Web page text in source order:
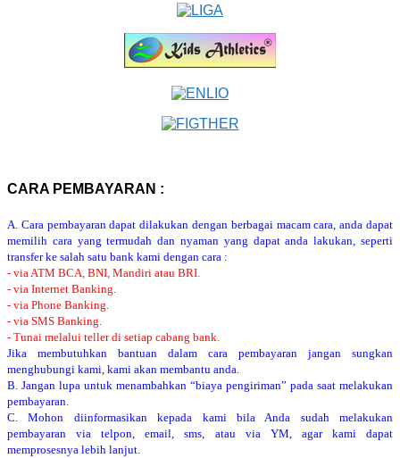
CARA PEMBAYARAN :
A. Cara pembayaran dapat dilakukan dengan berbagai macam cara, anda dapat
memilih cara yang termudah dan nyaman yang dapat anda lakukan, seperti
transfer ke salah satu bank kami dengan cara :
- via ATM BCA, BNI, Mandiri atau BRI.
- via Internet Banking.
- via Phone Banking.
- via SMS Banking.
- Tunai melalui teller di setiap cabang bank.
Jika membutuhkan bantuan dalam cara pembayaran jangan sungkan
menghubungi kami, kami akan membantu anda.
B. Jangan lupa untuk menambahkan “biaya pengiriman” pada saat melakukan
pembayaran.
C. Mohon diinformasikan kepada kami bila Anda sudah melakukan
pembayaran via telpon, email, sms, atau via YM, agar kami dapat
memprosesnya lebih lanjut.